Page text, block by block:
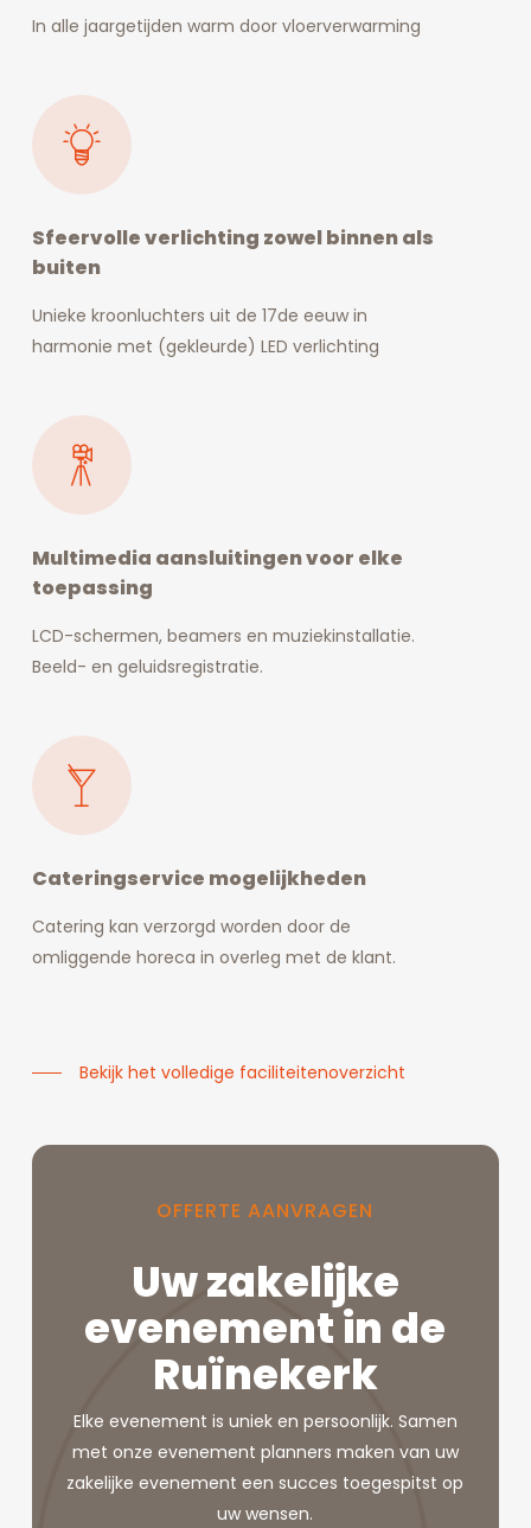
In alle jaargetijden warm door vloerverwarming
Sfeervolle verlichting zowel binnen als
buiten
Unieke kroonluchters uit de 17de eeuw in
harmonie met (gekleurde) LED verlichting
Multimedia aansluitingen voor elke
toepassing
LCD-schermen, beamers en muziekinstallatie.
Beeld- en geluidsregistratie.
Cateringservice mogelijkheden
Catering kan verzorgd worden door de
omliggende horeca in overleg met de klant.
Bekijk het volledige faciliteitenoverzicht
OFFERTE AANVRAGEN
Uw zakelijke
evenement in de
Ruïnekerk
Elke evenement is uniek en persoonlijk. Samen
met onze evenement planners maken van uw
zakelijke evenement een succes toegespitst op
uw wensen.